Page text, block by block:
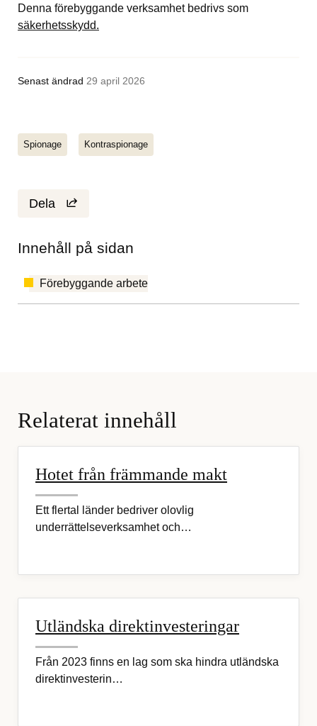
säkerhetsskydd.
Senast ändrad 29 april 2026
Spionage Kontraspionage
Dela
Innehåll på sidan
Förebyggande arbete
Relaterat innehåll
Hotet från främmande makt
Ett flertal länder bedriver olovlig
underrättelseverksamhet och…
Utländska direktinvesteringar
Från 2023 finns en lag som ska hindra utländska
direktinvesterin…